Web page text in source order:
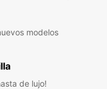
modelos
de lujo!